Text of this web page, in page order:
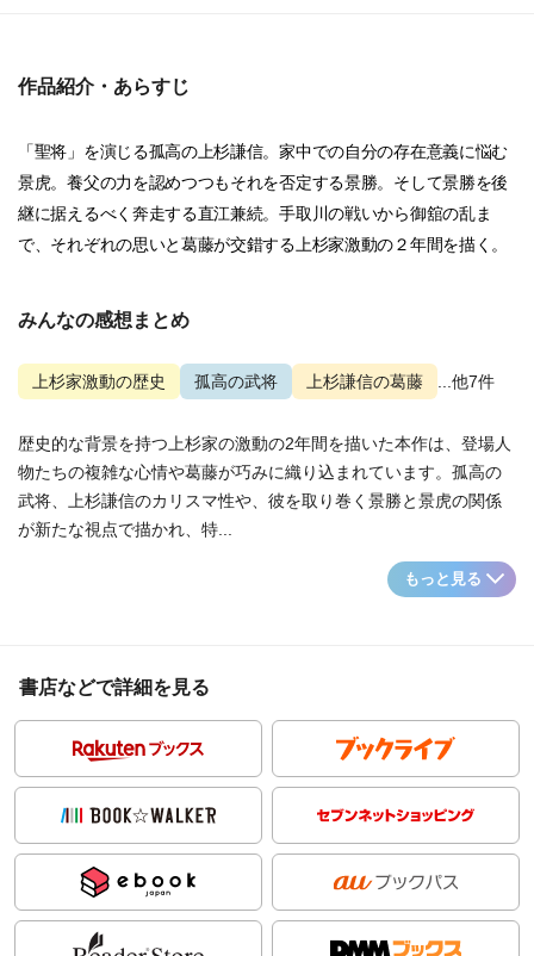
作品紹介・あらすじ
「聖将」を演じる孤高の上杉謙信。家中での自分の存在意義に悩む
景虎。養父の力を認めつつもそれを否定する景勝。そして景勝を後
継に据えるべく奔走する直江兼続。手取川の戦いから御舘の乱ま
で、それぞれの思いと葛藤が交錯する上杉家激動の２年間を描く。
みんなの感想まとめ
上杉家激動の歴史 孤高の武将 上杉謙信の葛藤 ...他7件
歴史的な背景を持つ上杉家の激動の2年間を描いた本作は、登場人
物たちの複雑な心情や葛藤が巧みに織り込まれています。孤高の
武将、上杉謙信のカリスマ性や、彼を取り巻く景勝と景虎の関係
が新たな視点で描かれ、特...
もっと見る
書店などで詳細を見る